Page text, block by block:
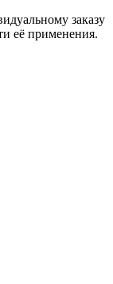
заказу
её применения.